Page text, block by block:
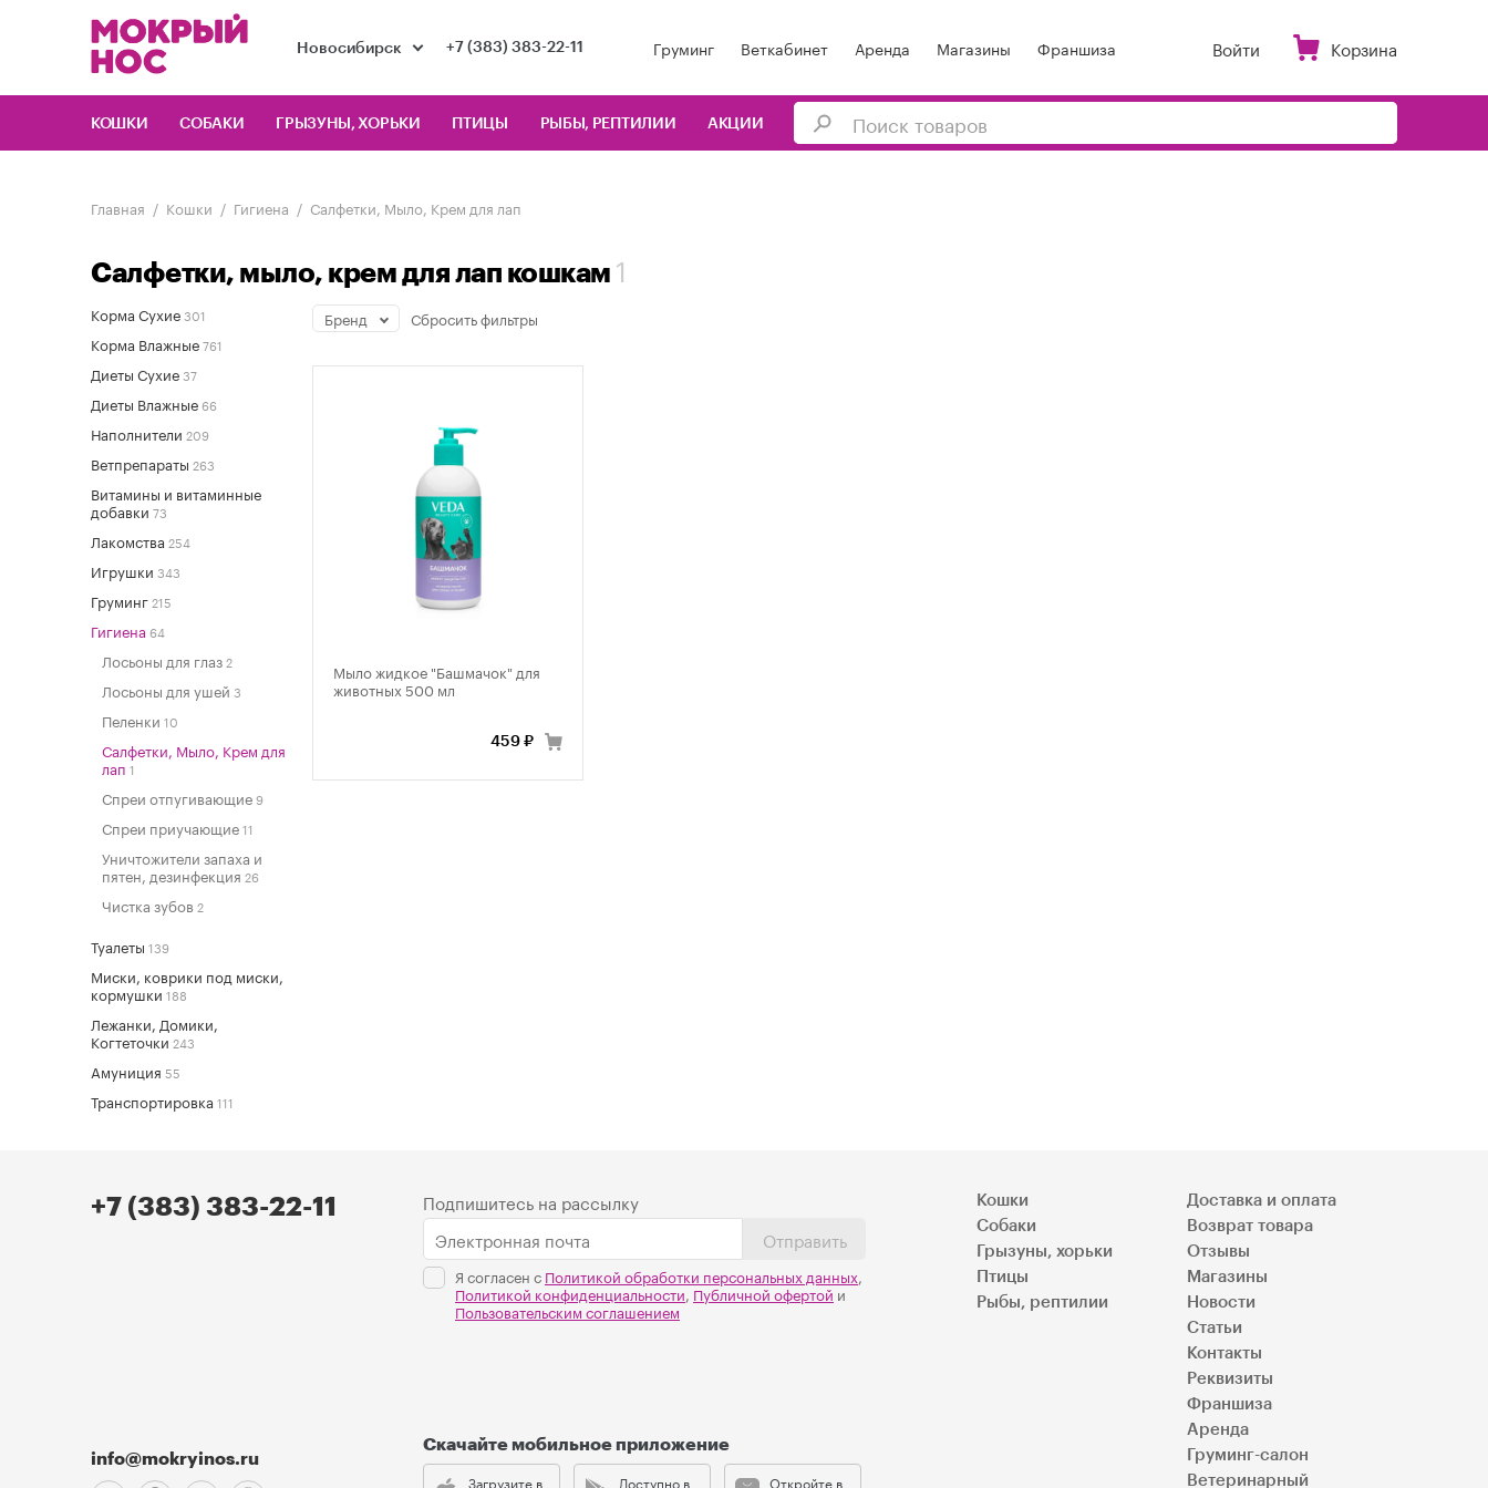
Новосибирск +7 (383) 383-22-11 Груминг Веткабинет Аренда Магазины Франшиза Войти Корзина
КОШКИ СОБАКИ ГРЫЗУНЫ, ХОРЬКИ ПТИЦЫ РЫБЫ, РЕПТИЛИИ АКЦИИ
Главная Кошки Гигиена Салфетки, Мыло, Крем для лап
Салфетки, мыло, крем для лап кошкам 1
Корма Сухие301
Корма Влажные761
Диеты Сухие37
Диеты Влажные66
Наполнители 209
Ветпрепараты 263
Витамины и витаминные
добавки 73
Лакомства 254
Игрушки 343
Груминг215
Гигиена 64
Лосьоны для глаз2
Лосьоны для ушей 3
Пеленки 10
Салфетки, Мыло, Крем для
лап 1
Спреи отпугивающие9
Спреи приучающие11
Уничтожители запаха и
пятен, дезинфекция 26
Чистка зубов 2
Туалеты 139
Миски, коврики под миски,
кормушки 188
Лежанки, Домики,
Когтеточки 243
Амуниция 55
Транспортировка 111
Бренд Сброситьфильтры
Мыло жидкое "Башмачок" для
животных 500 мл
459 ₽
+7 (383) 383-22-11
info@mokryinos.ru
Подпишитесь на рассылку
Отправить
Я согласен с Политикой обработки персональных данных,
Политикой конфиденциальности, Публичной офертой и
Пользовательским соглашением
Скачайте мобильное приложение
Загрузите в Доступно в Откройте в
Кошки
Собаки
Грызуны, хорьки
Птицы
Рыбы, рептилии
Доставка и оплата
Возврат товара
Отзывы
Магазины
Новости
Статьи
Контакты
Реквизиты
Франшиза
Аренда
Груминг-салон
Ветеринарный